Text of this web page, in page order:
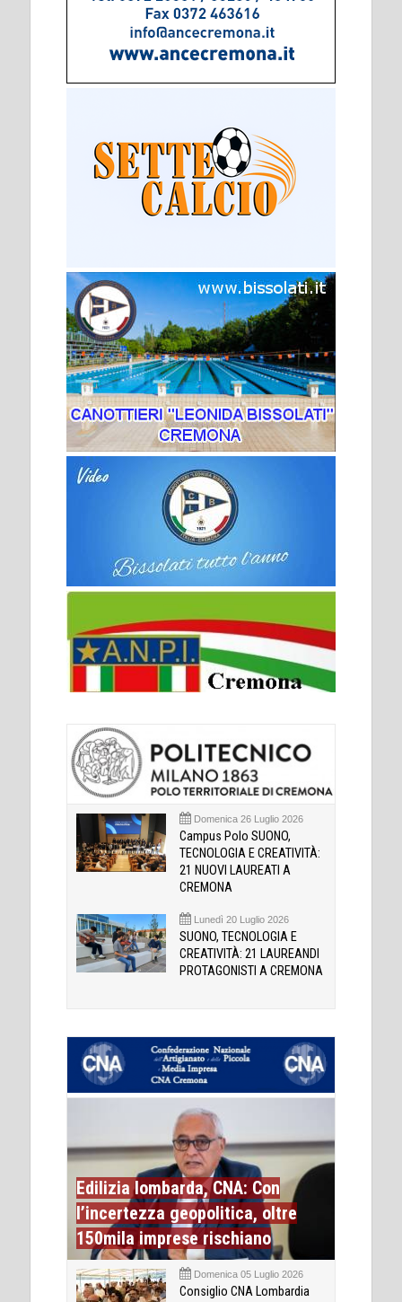
Domenica 26 Luglio 2026
Campus Polo SUONO,
TECNOLOGIA E CREATIVITÀ:
21 NUOVI LAUREATI A
CREMONA
Lunedì 20 Luglio 2026
SUONO, TECNOLOGIA E
CREATIVITÀ: 21 LAUREANDI
PROTAGONISTI A CREMONA
Edilizia lombarda, CNA: Con
l’incertezza geopolitica, oltre
150mila imprese rischiano
Domenica 05 Luglio 2026
Consiglio CNA Lombardia